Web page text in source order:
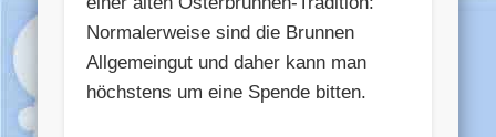
Normalerweise sind die Brunnen
Allgemeingut und daher kann man
höchstens um eine Spende bitten.